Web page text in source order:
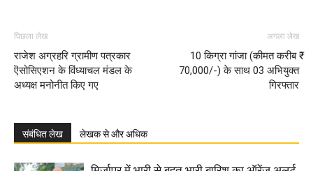
पिछला लेख
राजेश अग्रहरि ग्रामीण पत्रकार
ऎसोसिएशन के विंध्याचल मंडल के
अध्यक्ष मनोनीत किए गए
अगला लेख
10 किग्रा गांजा (कीमत करीब ₹
70,000/-) के साथ 03 अभियुक्त
गिरफ्तार
संबंधित लेख लेखक से और अधिक